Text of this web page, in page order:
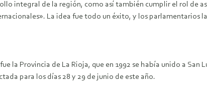
integral de la región, como así también cumplir el rol de
La idea fue todo un éxito, y los parlamentarios
la Provincia de La Rioja, que en 1992 se había unido a
para los días 28 y 29 de junio de este año.